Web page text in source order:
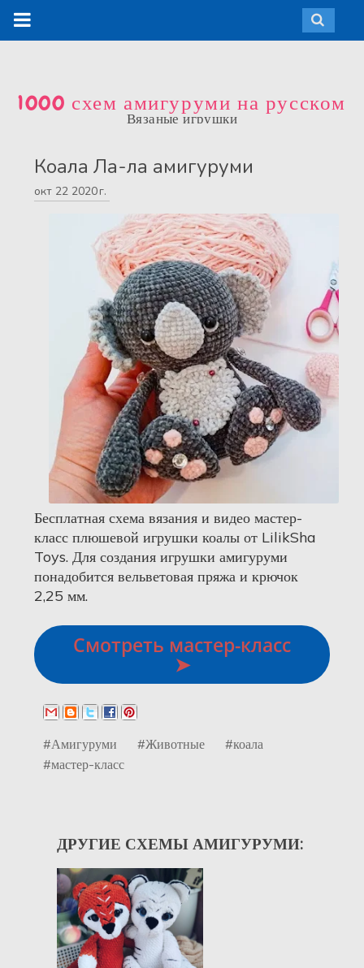
1000 схем амигуруми на русском
Вязаные игрушки
Коала Ла-ла амигуруми
окт 22 2020 г.
Бесплатная схема вязания и видео мастер-
класс плюшевой игрушки коалы от LilikSha
Toys. Для создания игрушки амигуруми
понадобится вельветовая пряжа и крючок
2,25 мм.
Смотреть мастер-класс
➤
#Амигуруми #Животные
#коала
#мастер-класс
ДРУГИЕ СХЕМЫ АМИГУРУМИ: